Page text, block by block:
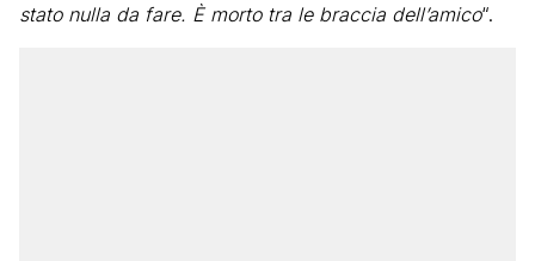
stato nulla da fare. È morto tra le braccia dell’amico“.